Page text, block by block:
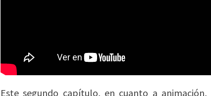
Este segundo capítulo, en cuanto a